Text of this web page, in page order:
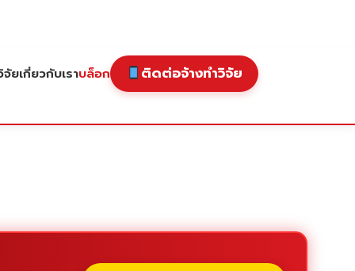
จัยเกี่ยวกับเราบล็อก ติดต่อจ้างทำวิจัย